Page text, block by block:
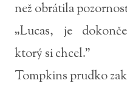
než obrátila
„Lucas, je
ktorý si chcel.”
Tompkins prudko